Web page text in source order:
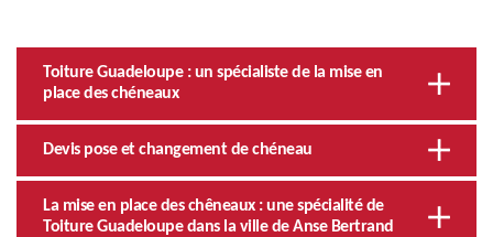
Toiture Guadeloupe : un spécialiste de la mise en
place des chéneaux
Devis pose et changement de chéneau
La mise en place des chêneaux : une spécialité de
Toiture Guadeloupe dans la ville de Anse Bertrand